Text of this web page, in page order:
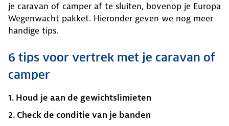
je caravan of camper af te sluiten, bovenop je Europa
Wegenwacht pakket. Hieronder geven we nog meer
handige tips.
6 tips voor vertrek met je caravan of
camper
1. Houd je aan de gewichtslimieten
2. Check de conditie van je banden